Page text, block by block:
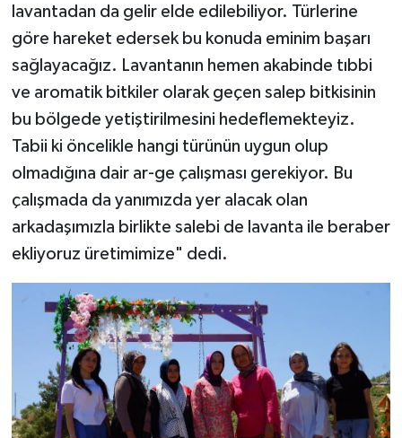
lavantadan da gelir elde edilebiliyor. Türlerine
göre hareket edersek bu konuda eminim başarı
sağlayacağız. Lavantanın hemen akabinde tıbbi
ve aromatik bitkiler olarak geçen salep bitkisinin
bu bölgede yetiştirilmesini hedeflemekteyiz.
Tabii ki öncelikle hangi türünün uygun olup
olmadığına dair ar-ge çalışması gerekiyor. Bu
çalışmada da yanımızda yer alacak olan
arkadaşımızla birlikte salebi de lavanta ile beraber
ekliyoruz üretimimize" dedi.